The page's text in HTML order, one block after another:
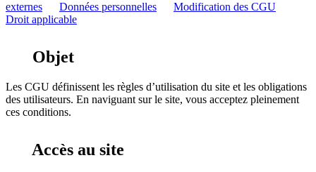
externes
Données personnelles
Modification des CGU
Droit applicable
Objet
Les CGU définissent les règles d’utilisation du site et les obligations
des utilisateurs. En naviguant sur le site, vous acceptez pleinement
ces conditions.
Accès au site